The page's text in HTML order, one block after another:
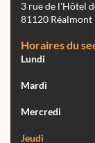
3 rue de l'Hôtel
81120 Réalmont
Horaires du
Lundi
Mardi
Mercredi
Jeudi